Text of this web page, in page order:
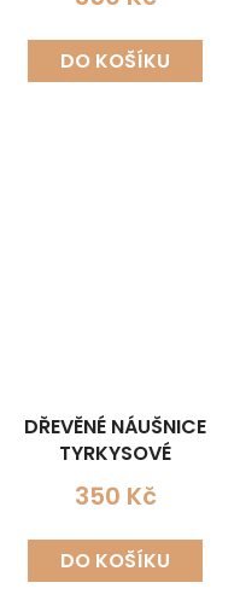
DO KOŠÍKU
DŘEVĚNÉ NÁUŠNICE
TYRKYSOVÉ
350 Kč
DO KOŠÍKU